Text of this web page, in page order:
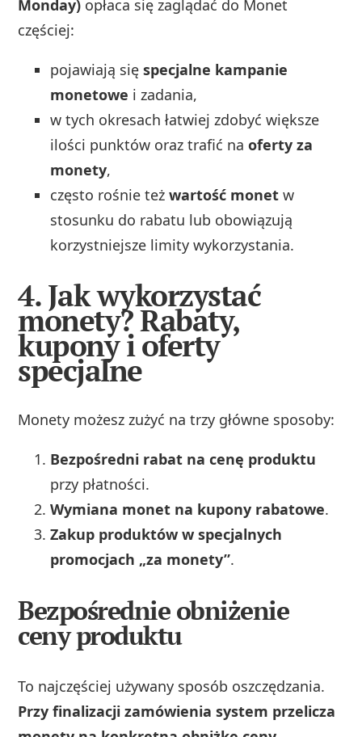
Monday) opłaca się zaglądać do Monet
częściej:
pojawiają sięspecjalne kampanie
monetowe i zadania,
w tych okresach łatwiej zdobyć większe
ilości punktów oraz trafić naoferty za
monety,
często rośnie teżwartość monet w
stosunku do rabatu lub obowiązują
korzystniejsze limity wykorzystania.
4. Jak wykorzystać
monety? Rabaty,
kupony i oferty
specjalne
Monety możesz zużyć na trzy główne sposoby:
Bezpośredni rabat na cenę produktu
przy płatności.
Wymiana monet na kupony rabatowe.
Zakup produktów w specjalnych
promocjach „za monety”.
Bezpośrednie obniżenie
ceny produktu
To najczęściej używany sposób oszczędzania.
Przy finalizacji zamówienia system przelicza